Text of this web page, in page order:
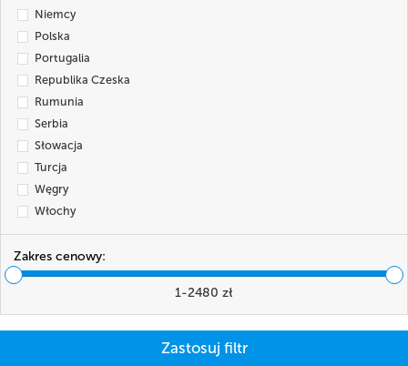
Niemcy
Polska
Portugalia
Republika Czeska
Rumunia
Serbia
Słowacja
Turcja
Węgry
Włochy
Zakres cenowy:
1-2480 zł